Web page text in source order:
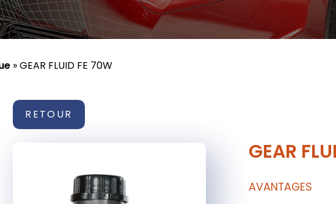
»GEAR FLUID FE 70W
RETOUR
GEAR
AVANTAGES